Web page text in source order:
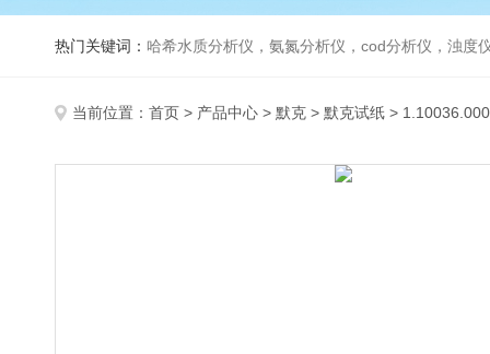
热门关键词： 哈希水质分析仪，氨氮分析仪，cod分析仪，浊度
当前位置： 首页 > 产品中心 > 默克 > 默克试纸 >